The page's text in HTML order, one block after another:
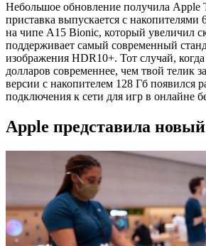
Небольшое обновление получила Apple
приставка выпускается с накопителями
на чипе A15 Bionic, который увеличил
поддерживает самый современный
изображения HDR10+. Тот случай, когда
долларов современнее, чем твой телик
версии с накопителем 128 Гб появился
подключения к сети для игр в онлайне
Apple представила